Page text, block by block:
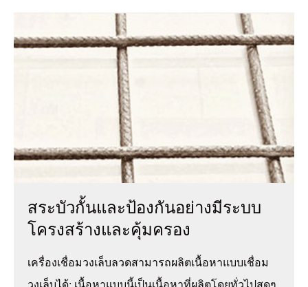
สระบัวกั้นและป้องกันอย่างมีระบบ
โครงสร้างและคุ้มครอง
เครื่องเชื่อมวงเล็บลวดสามารถผลิตเนื้อหาแบบเชื่อม